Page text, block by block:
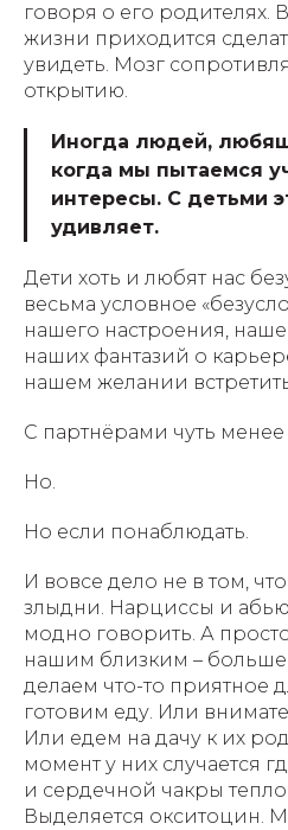
говоря о его родителях.
жизни приходится
увидеть. Мозг
открытию.
Иногда людей,
когда мы пытаемся
интересы. С детьми
удивляет.
Дети хоть и любят нас
весьма условное
нашего настроения,
наших фантазий о
нашем желании
С партнёрами чуть менее
Но.
Но если понаблюдать.
И вовсе дело не в том,
злыдни. Нарциссы и
модно говорить. А
нашим близким – больше
делаем что-то приятное
готовим еду. Или
Или едем на дачу к их
момент у них случается
и сердечной чакры
Выделяется окситоцин.